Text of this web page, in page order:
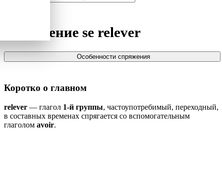
Спряжение se relever
Особенности спряжения
Коротко о главном
relever — глагол 1-й группы, частоупотребимый, переходный,
в составных временах спрягается со вспомогательным
глаголом avoir.